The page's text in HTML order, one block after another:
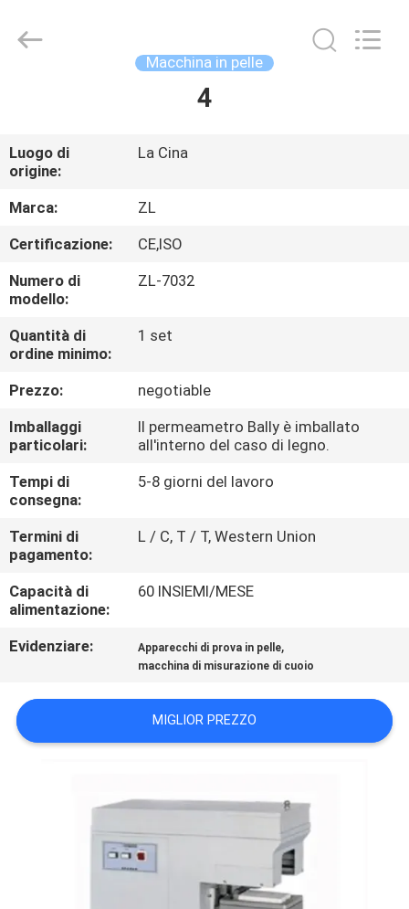
PRODOTTI
VIDEO
CIRCA
NOI
GIRO
DELLA
FABBRICA
CONTROLLO
DI
QUALITÀ
CONTATTICI
NOTIZIE
RICHIEDA
UNA
Instrument
Technology
Macchina in pelle
4
Luogo di
origine:
La Cina
Marca:
ZL
Certificazione:
CE,ISO
Numero di
modello:
ZL-7032
Quantità di
ordine minimo:
1 set
Prezzo:
negotiable
Imballaggi
particolari:
Il permeametro Bally è imballato
all'interno del caso di legno.
Tempi di
consegna:
5-8 giorni del lavoro
Termini di
pagamento:
L / C, T / T, Western Union
Capacità di
alimentazione:
60 INSIEMI/MESE
Evidenziare: Apparecchi di prova in pelle,
macchina di misurazione di cuoio
MIGLIOR PREZZO